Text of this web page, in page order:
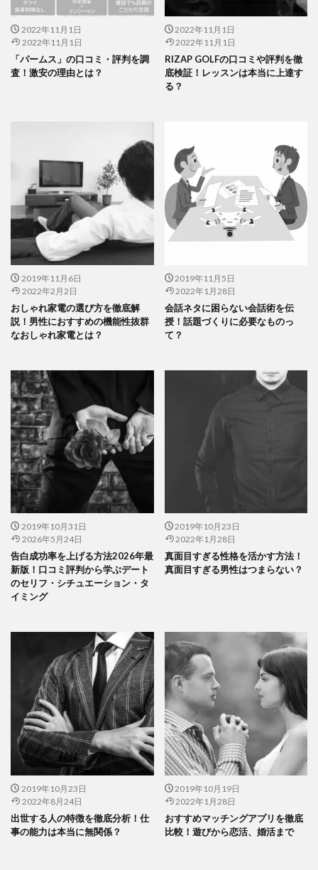
2022年11月1日
2022年11月1日
「パームス」の口コミ・評判を調
査！激安の理由とは？
2022年11月1日
2022年11月1日
RIZAP GOLFの口コミや評判を徹
底検証！レッスンは本当に上達す
る？
2019年11月6日
2022年2月2日
おしゃれ家電の選び方を徹底解
説！男性におすすめの機能性抜群
なおしゃれ家電とは？
2019年11月5日
2022年1月28日
会話ネタに困らない会話術を伝
授！話題づくりに必要なものっ
て？
2019年10月31日
2026年5月24日
告白成功率を上げる方法2026年最
新版！口コミ評判から学ぶデート
のセリフ・シチュエーション・タ
イミング
2019年10月23日
2022年1月28日
真面目すぎる性格を活かす方法！
真面目すぎる男性はつまらない？
2019年10月23日
2022年8月24日
出世する人の特徴を徹底分析！仕
事の能力は本当に無関係？
2019年10月19日
2022年1月28日
おすすめマッチングアプリを徹底
比較！遊びから恋活、婚活まで